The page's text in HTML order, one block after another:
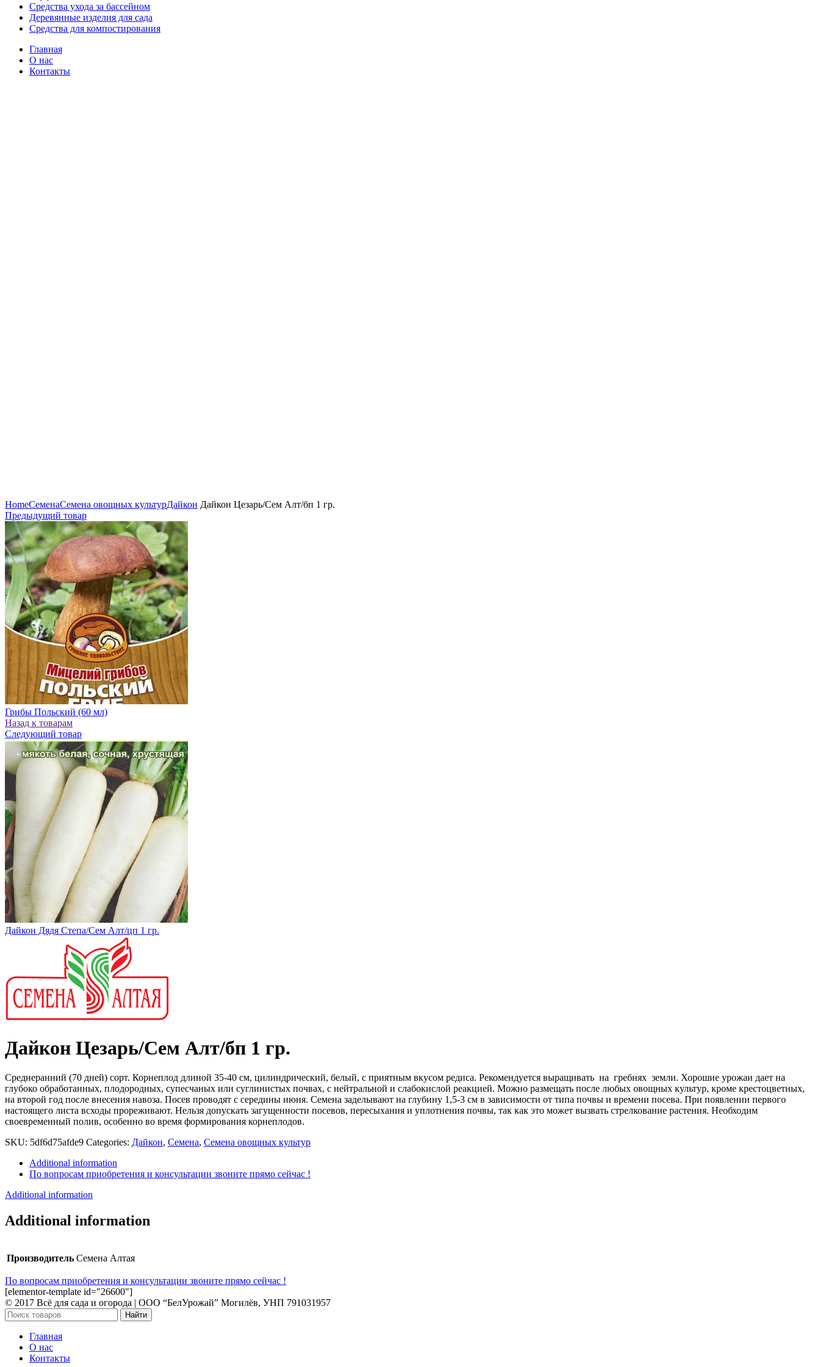
Средства ухода за бассейном
Деревянные изделия для сада
Средства для компостирования
Главная
О нас
Контакты
HomeСеменаСемена овощных культурДайкон Дайкон Цезарь/Сем Алт/бп 1 гр.
Предыдущий товар
Грибы Польский (60 мл)
Назад к товарам
Следующий товар
Дайкон Дядя Степа/Сем Алт/цп 1 гр.
Дайкон Цезарь/Сем Алт/бп 1 гр.
Среднеранний (70 дней) сорт. Корнеплод длиной 35-40 см, цилиндрический, белый, с приятным вкусом редиса. Рекомендуется выращивать на гребнях земли. Хорошие урожаи дает на
глубоко обработанных, плодородных, супесчаных или суглинистых почвах, с нейтральной и слабокислой реакцией. Можно размещать после любых овощных культур, кроме крестоцветных,
на второй год после внесения навоза. Посев проводят с середины июня. Семена заделывают на глубину 1,5-3 см в зависимости от типа почвы и времени посева. При появлении первого
настоящего листа всходы прореживают. Нельзя допускать загущенности посевов, пересыхания и уплотнения почвы, так как это может вызвать стрелкование растения. Необходим
своевременный полив, особенно во время формирования корнеплодов.
SKU: 5df6d75afde9 Categories: Дайкон, Семена, Семена овощных культур
Additional information
По вопросам приобретения и консультации звоните прямо сейчас !
Additional information
Additional information
Производитель Семена Алтая
По вопросам приобретения и консультации звоните прямо сейчас !
[elementor-template id="26600"]
© 2017 Всё для сада и огорода | OOO “БелУрожай” Могилёв, УНП 791031957
Найти
Главная
О нас
Контакты